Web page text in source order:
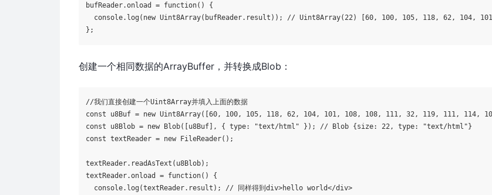
bufReader.onload = function( ) {
console.log( new Uint8Array(bufReader.result)); // Uint8Array(22) [60, 100, 105, 118, 62, 104,
创建一个相同数据的ArrayBuffer，并转换成Blob：
//我们直接创建一个Uint8Array并填入上面的数据
const u8Buf = new Uint8Array([60, 100, 105, 118, 62, 104, 101, 108, 108, 111, 32, 119, 111, 114,
const u8Blob = new Blob([u8Buf], { type: "text/html" }); // Blob {size: 22, type: "text/html"}
const textReader = new FileReader();
textReader.readAsText(u8Blob);
textReader.onload = function( ) {
console.log(textReader.result); // 同样得到div>hello world</div>